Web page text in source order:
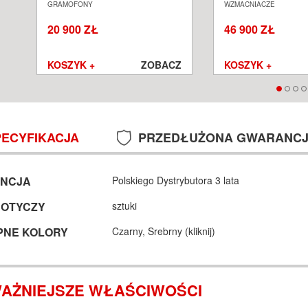
GRAMOFON ANALOGOWY
GRAMOFONY
20 900 ZŁ
KOSZYK + ZOBACZ
ZINTEGROWANY
WZMACNIACZE
46 900 ZŁ
KOSZYK +
PRZEDŁUŻONA
Polskiego Dystrybutora 3 lata
sztuki
KOLORY Czarny, Srebrny (kliknij)
WŁAŚCIWOŚCI